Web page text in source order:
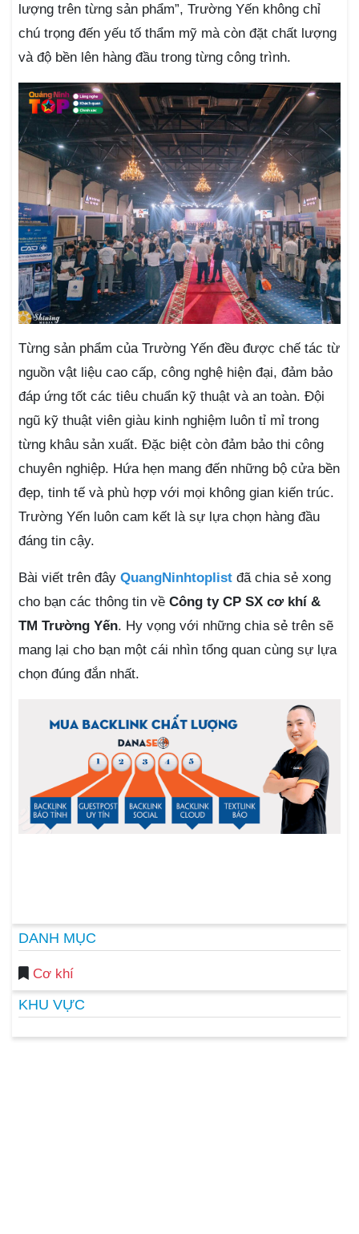
lượng trên từng sản phẩm”, Trường Yến không chỉ
chú trọng đến yếu tố thẩm mỹ mà còn đặt chất lượng
và độ bền lên hàng đầu trong từng công trình.
Từng sản phẩm của Trường Yến đều được chế tác từ
nguồn vật liệu cao cấp, công nghệ hiện đại, đảm bảo
đáp ứng tốt các tiêu chuẩn kỹ thuật và an toàn. Đội
ngũ kỹ thuật viên giàu kinh nghiệm luôn tỉ mỉ trong
từng khâu sản xuất. Đặc biệt còn đảm bảo thi công
chuyên nghiệp. Hứa hẹn mang đến những bộ cửa bền
đẹp, tinh tế và phù hợp với mọi không gian kiến trúc.
Trường Yến luôn cam kết là sự lựa chọn hàng đầu
đáng tin cậy.
Bài viết trên đây QuangNinhtoplist đã chia sẻ xong
cho bạn các thông tin về Công ty CP SX cơ khí &
TM Trường Yến. Hy vọng với những chia sẻ trên sẽ
mang lại cho bạn một cái nhìn tổng quan cùng sự lựa
chọn đúng đắn nhất.
DANH MỤC
Cơ khí
KHU VỰC